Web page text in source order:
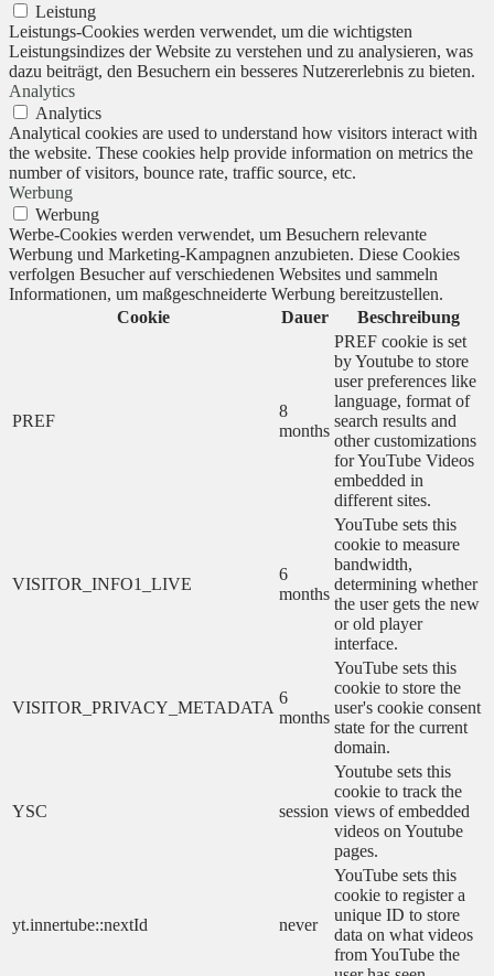
Leistung
Leistungs-Cookies werden verwendet, um die wichtigsten
Leistungsindizes der Website zu verstehen und zu analysieren, was
dazu beiträgt, den Besuchern ein besseres Nutzererlebnis zu bieten.
Analytics
Analytics
Analytical cookies are used to understand how visitors interact with
the website. These cookies help provide information on metrics the
number of visitors, bounce rate, traffic source, etc.
Werbung
Werbung
Werbe-Cookies werden verwendet, um Besuchern relevante
Werbung und Marketing-Kampagnen anzubieten. Diese Cookies
verfolgen Besucher auf verschiedenen Websites und sammeln
Informationen, um maßgeschneiderte Werbung bereitzustellen.
Cookie
Dauer Beschreibung
PREF
8
months
PREF cookie is set
by Youtube to store
user preferences like
language, format of
search results and
other customizations
for YouTube Videos
embedded in
different sites.
VISITOR_INFO1_LIVE
6
months
YouTube sets this
cookie to measure
bandwidth,
determining whether
the user gets the new
or old player
interface.
VISITOR_PRIVACY_METADATA
6
months
YouTube sets this
cookie to store the
user's cookie consent
state for the current
domain.
YSC session
Youtube sets this
cookie to track the
views of embedded
videos on Youtube
pages.
yt.innertube::nextId never
YouTube sets this
cookie to register a
unique ID to store
data on what videos
from YouTube the